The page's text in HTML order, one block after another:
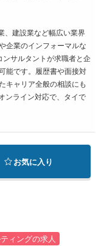
、建設業など幅広い業界
企業のインフォーマルな
サルタントが求職者と企
能です。履歴書や面接対
キャリア全般の相談にも
ンライン対応で、タイで
お気に入り
ィングの求人